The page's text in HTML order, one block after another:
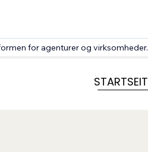
for agenturer og virksomheder.